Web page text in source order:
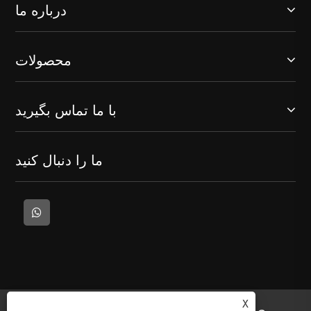
درباره ما
محصولات
با ما تماس بگیرید
ما را دنبال کنید
X